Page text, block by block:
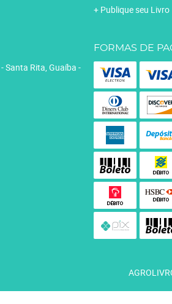
Publique seu Livro
-Santa Rita, Guaíba -
FORMAS DE